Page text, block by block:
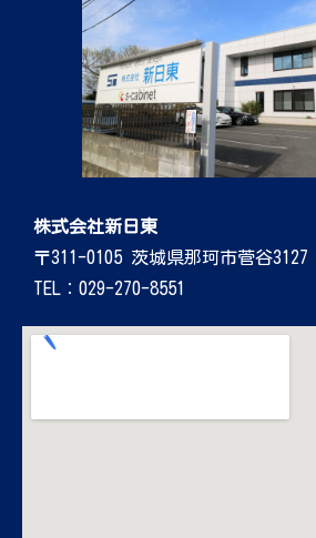
株式会社新日東
〒311-0105 茨城県那珂市菅谷3127
TEL：029-270-8551